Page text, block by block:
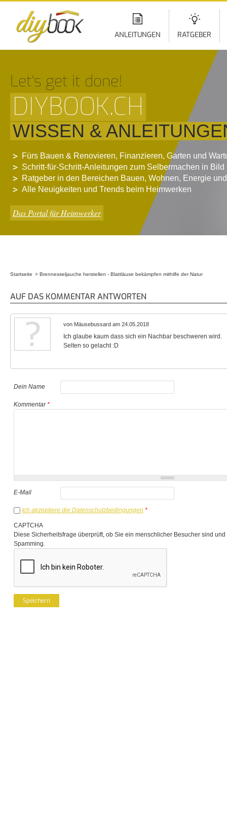
ANLEITUNGEN RATGEBER
Let‘s get it done!
DIYBOOK.CH
WISSEN &
Fürs Bauen & Renovieren, Finanzieren, Garten und
Schritt-für-Schritt-Anleitungen zum Selbermachen in Bild
Ratgeber in den Bereichen Bauen, Wohnen, Energie
Alle Neuigkeiten und Trends beim Heimwerken
Das Portal für Heimwerker
Startseite Brennesseljauche herstellen - Blattläuse bekämpfen mithilfe der Natur
AUF DAS KOMMENTAR ANTWORTEN
von Mäusebussard am 24.05.2018
Ich glaube kaum dass sich ein Nachbar beschweren wird.
Selten so gelacht :D
Dein Name
Kommentar*
E-Mail
Ich akzeptiere die Datenschutzbedingungen *
CAPTCHA
Diese Sicherheitsfrage überprüft, ob Sie ein menschlicher Besucher sind
Spamming.